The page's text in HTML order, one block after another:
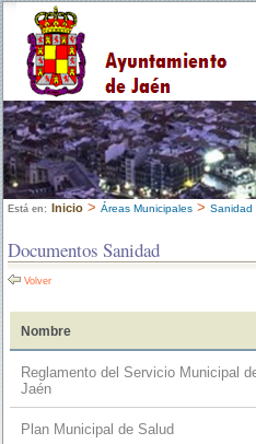
Está en: Inicio > Áreas Municipales > Sanidad
Documentos Sanidad
Volver
Nombre
Reglamento del Servicio Municipal
Jaén
Plan Municipal de Salud